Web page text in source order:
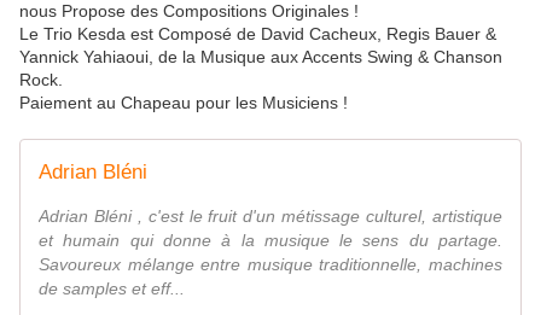
nous Propose des Compositions Originales !
Le Trio Kesda est Composé de David Cacheux, Regis Bauer &
Yannick Yahiaoui, de la Musique aux Accents Swing & Chanson
Rock.
Paiement au Chapeau pour les Musiciens !
Adrian Bléni
Adrian Bléni , c'est le fruit d'un métissage culturel, artistique
et humain qui donne à la musique le sens du partage.
Savoureux mélange entre musique traditionnelle, machines
de samples et eff...